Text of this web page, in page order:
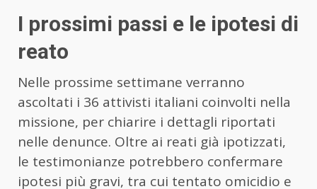
I prossimi passi e le ipotesi di
reato
Nelle prossime settimane verranno
ascoltati i 36 attivisti italiani coinvolti nella
missione, per chiarire i dettagli riportati
nelle denunce. Oltre ai reati già ipotizzati,
le testimonianze potrebbero confermare
ipotesi più gravi, tra cui tentato omicidio e